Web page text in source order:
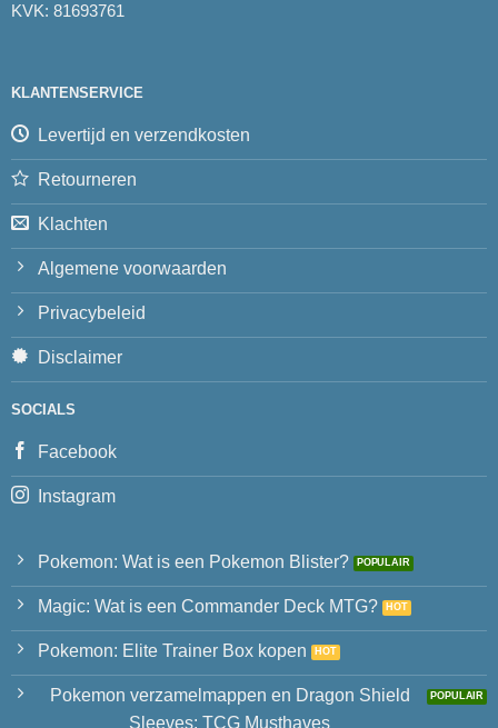
KVK: 81693761
KLANTENSERVICE
Levertijd en verzendkosten
Retourneren
Klachten
Algemene voorwaarden
Privacybeleid
Disclaimer
SOCIALS
Facebook
Instagram
Pokemon: Wat is een Pokemon Blister?
Magic: Wat is een Commander Deck MTG?
Pokemon: Elite Trainer Box kopen
Pokemon verzamelmappen en Dragon Shield
Sleeves: TCG Musthaves